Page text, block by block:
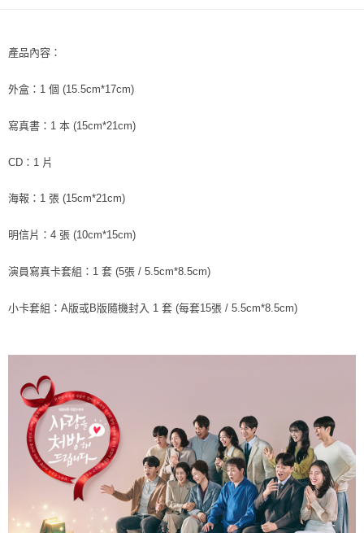
１．簡單：不需註冊會員、不需綁卡、不需儲值。
１．於結帳方式選擇「AFTEE先享後付」後，將跳轉至「AFTEE先享後付」
３．收到繳費通知簡訊後14天內，點擊此簡訊中的連結，可透過四大超商／
※ 請注意：結帳手續完成當下不需立刻繳費，但若您需要取消訂單，請聯絡
※ 交易是否成功請以「AFTEE先享後付 」之結帳頁面顯示為準，若有關於
客戶支援中心」https://netprotections.freshdesk.com/support/home
１．透過由恩沛科技股份有限公司提供之「AFTEE先享後付」服務完成之交
２．關於個人資料處理事宜，請瀏覽以下網址：
３．未成年的使用者請事先徵得法定代理人或監護人之同意方可使用
「AFTEE先享後付」，若未經同意申辦者引起之損失，本公司不負相關責
任。
４．使用「AFTEE先享後付」時，將依據個別帳號之用戶狀況，依本公司即
時審查核予不同之上限額度；若仍有額度不足之情形，本公司將視審查結果
請求用戶進行身份認證。
５．嚴禁一人註冊多個帳號或使用他人資訊註冊。若發現惡意使用之情形，
恩沛科技股份有限公司將有權停止該用戶之使用額度並採取法律行動。
運送方式
全家取貨付款
付款後全家取貨
每筆NT$60，滿NT$1,599(含以上)免運費
付款後7-11取貨
每筆NT$90
付款後門市自取
免運費
亞洲國家/地區配送 查看運費
北美國家/地區配送 查看運費
歐洲國家/地區配送 查看運費
產品內容：
外盒：1 個 (15.5cm*17cm)
寫真書：1 本 (15cm*21cm)
CD：1 片
海報：1 張 (15cm*21cm)
明信片：4 張 (10cm*15cm)
演員寫真卡套組：1 套 (5張 / 5.5cm*8.5cm)
小卡套組：A版或B版隨機封入 1 套 (每套15張 / 5.5cm*8.5cm)